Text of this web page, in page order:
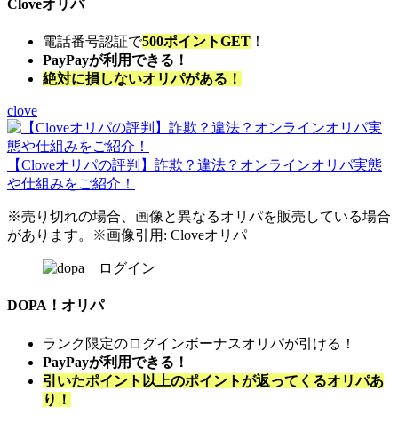
Cloveオリパ
電話番号認証で500ポイントGET ！
PayPayが利用できる！
絶対に損しないオリパがある！
clove
【Cloveオリパの評判】詐欺？違法？オンラインオリパ実態
や仕組みをご紹介！
※売り切れの場合、画像と異なるオリパを販売している場合
があります。※画像引用: Cloveオリパ
DOPA！オリパ
ランク限定のログインボーナスオリパが引ける！
PayPayが利用できる！
引いたポイント以上のポイントが返ってくるオリパあ
り！